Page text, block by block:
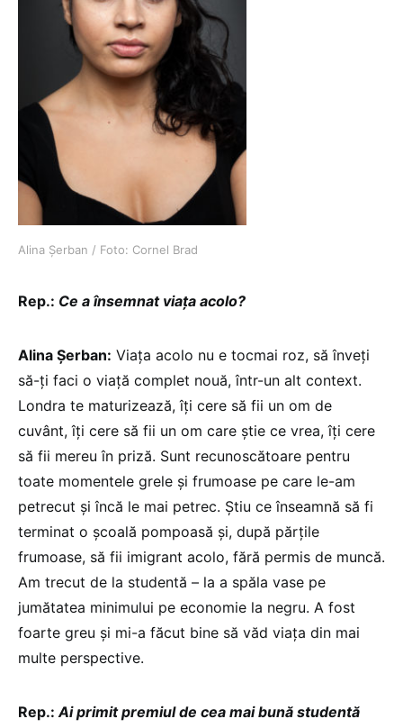
Alina Șerban / Foto: Cornel Brad
Rep.: Ce a însemnat viața acolo?
Alina Șerban: Viața acolo nu e tocmai roz, să înveți
să-ți faci o viață complet nouă, într-un alt context.
Londra te maturizează, îți cere să fii un om de
cuvânt, îți cere să fii un om care știe ce vrea, îți cere
să fii mereu în priză. Sunt recunoscătoare pentru
toate momentele grele și frumoase pe care le-am
petrecut și încă le mai petrec. Știu ce înseamnă să fi
terminat o școală pompoasă și, după părțile
frumoase, să fii imigrant acolo, fără permis de muncă.
Am trecut de la studentă – la a spăla vase pe
jumătatea minimului pe economie la negru. A fost
foarte greu și mi-a făcut bine să văd viața din mai
multe perspective.
Rep.:Ai primit premiul de cea mai bună studentă